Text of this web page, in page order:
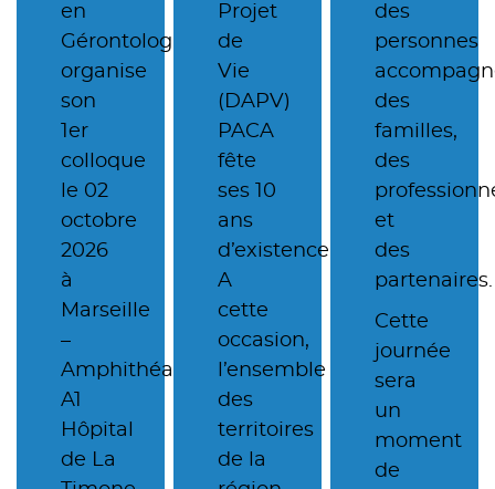
en
Gérontologie
organise
son
1er
colloque
le 02
octobre
2026
à
Marseille
–
Amphithéatre
A1
Hôpital
de La
Projet
de
Vie
(DAPV)
PACA
fête
ses 10
ans
d’existence !
A
cette
occasion,
l’ensemble
des
territoires
de la
des
personnes
des
familles,
des
et
des
partenaires.
Cette
journée
sera
un
moment
de